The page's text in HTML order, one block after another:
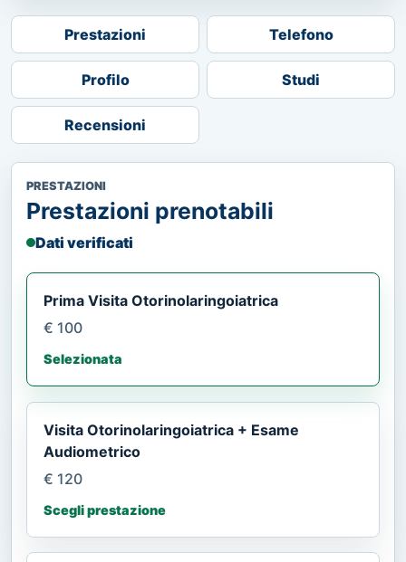
Prestazioni Telefono
Profilo Studi
Recensioni
PRESTAZIONI
Prestazioni prenotabili
Dati verificati
Prima Visita Otorinolaringoiatrica
€ 100
Selezionata
Visita Otorinolaringoiatrica + Esame
Audiometrico
€ 120
Scegli prestazione